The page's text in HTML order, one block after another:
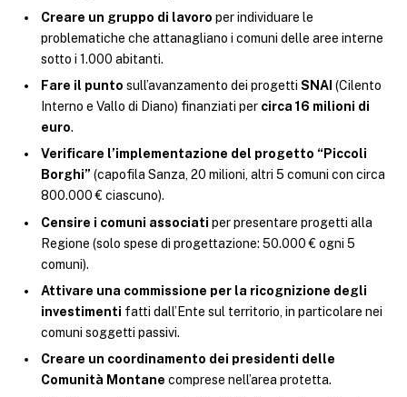
Creare un gruppo di lavoro per individuare le
problematiche che attanagliano i comuni delle aree interne
sotto i 1.000 abitanti.
Fare il punto sull’avanzamento dei progetti SNAI (Cilento
Interno e Vallo di Diano) finanziati per circa 16 milioni di
euro.
Verificare l’implementazione del progetto “Piccoli
Borghi” (capofila Sanza, 20 milioni, altri 5 comuni con circa
800.000 € ciascuno).
Censire i comuni associati per presentare progetti alla
Regione (solo spese di progettazione: 50.000 € ogni 5
comuni).
Attivare una commissione per la ricognizione degli
investimenti fatti dall’Ente sul territorio, in particolare nei
comuni soggetti passivi.
Creare un coordinamento dei presidenti delle
Comunità Montane comprese nell’area protetta.